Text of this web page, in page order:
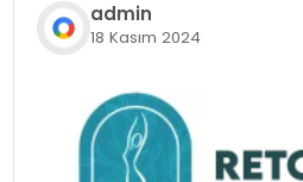
admin
18 Kasım 2024